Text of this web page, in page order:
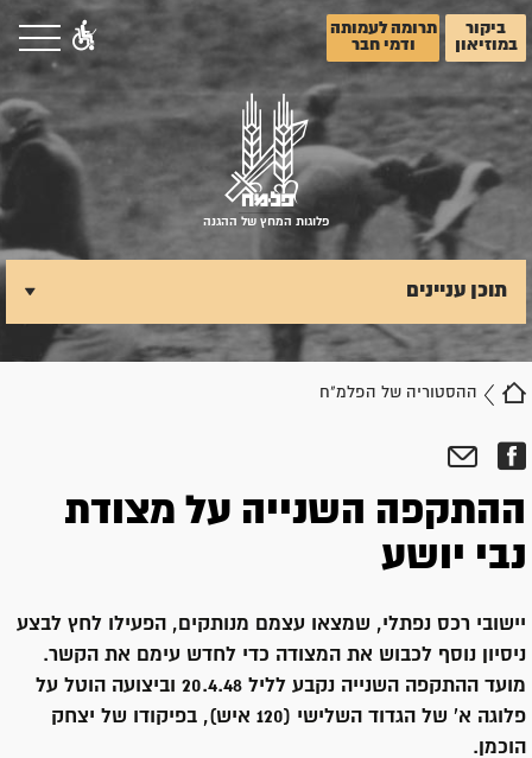
ביקור
במוזיאון
תרומה לעמותה
ודמי חבר
פלוגות המחץ של ההגנה
ההסטוריה של הפלמ"ח
תוכן עניינים
ההתקפה השנייה על מצודת
נבי יושע
יישובי רכס נפתלי, שמצאו עצמם מנותקים, הפעילו לחץ לבצע
ניסיון נוסף לכבוש את המצודה כדי לחדש עימם את הקשר.
מועד ההתקפה השנייה נקבע לליל 20.4.48 וביצועה הוטל על
פלוגה א' של הגדוד השלישי (120 איש), בפיקודו של יצחק
הוכמן.